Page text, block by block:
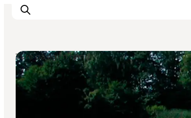
Oplevelser
Kalender
Byer og steder
Ture på egen hånd